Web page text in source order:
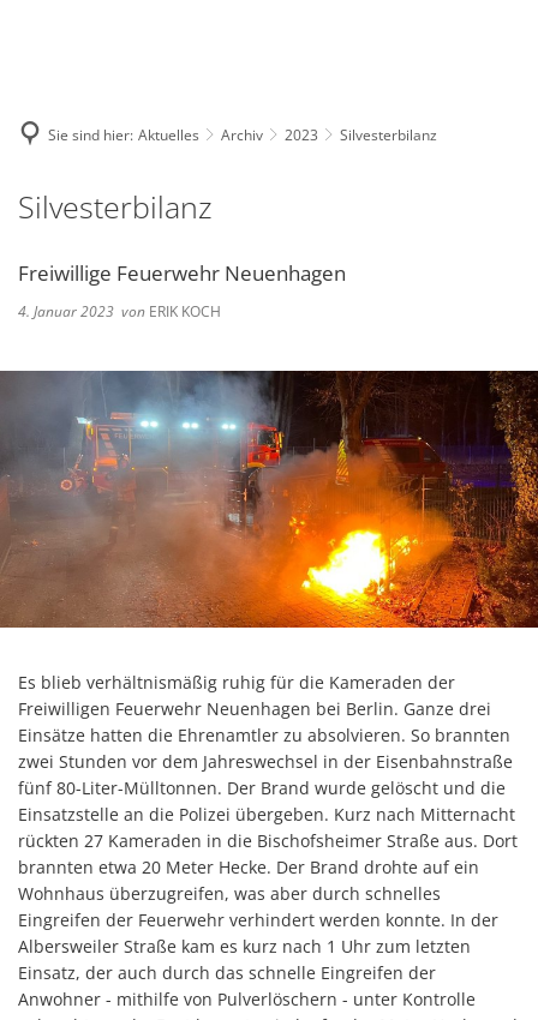
Sie sind hier: Aktuelles Archiv 2023 Silvesterbilanz
Silvesterbilanz
Freiwillige Feuerwehr Neuenhagen
4. Januar 2023 von ERIK KOCH
Es blieb verhältnismäßig ruhig für die Kameraden der
Freiwilligen Feuerwehr Neuenhagen bei Berlin. Ganze drei
Einsätze hatten die Ehrenamtler zu absolvieren. So brannten
zwei Stunden vor dem Jahreswechsel in der Eisenbahnstraße
fünf 80-Liter-Mülltonnen. Der Brand wurde gelöscht und die
Einsatzstelle an die Polizei übergeben. Kurz nach Mitternacht
rückten 27 Kameraden in die Bischofsheimer Straße aus. Dort
brannten etwa 20 Meter Hecke. Der Brand drohte auf ein
Wohnhaus überzugreifen, was aber durch schnelles
Eingreifen der Feuerwehr verhindert werden konnte. In der
Albersweiler Straße kam es kurz nach 1 Uhr zum letzten
Einsatz, der auch durch das schnelle Eingreifen der
Anwohner - mithilfe von Pulverlöschern - unter Kontrolle